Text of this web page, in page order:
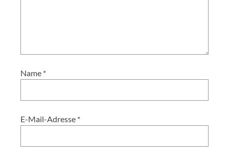
Name *
E-Mail-Adresse *